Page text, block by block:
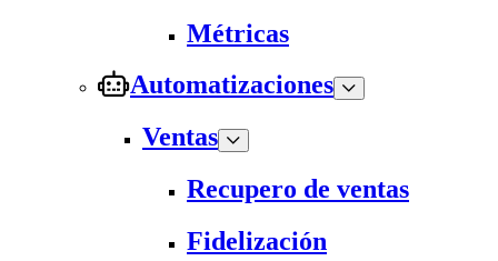
Métricas
Automatizaciones
Ventas
Recupero de ventas
Fidelización